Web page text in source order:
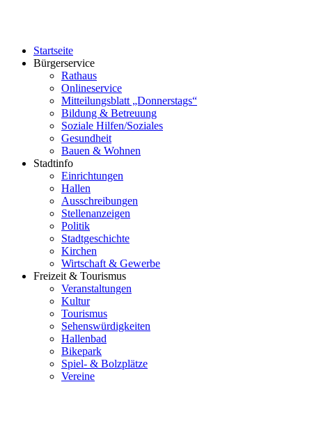
Startseite
Bürgerservice
Rathaus
Onlineservice
Mitteilungsblatt „Donnerstags“
Bildung & Betreuung
Soziale Hilfen/Soziales
Gesundheit
Bauen & Wohnen
Stadtinfo
Einrichtungen
Hallen
Ausschreibungen
Stellenanzeigen
Politik
Stadtgeschichte
Kirchen
Wirtschaft & Gewerbe
Freizeit & Tourismus
Veranstaltungen
Kultur
Tourismus
Sehenswürdigkeiten
Hallenbad
Bikepark
Spiel- & Bolzplätze
Vereine